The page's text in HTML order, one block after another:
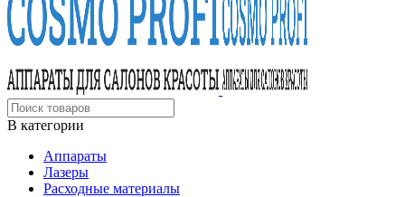
В категории
Аппараты
Лазеры
Расходные материалы